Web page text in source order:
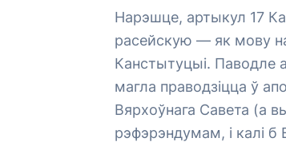
Нарэшце, артыкул 17
расейскую — як мову
Канстытуцыі. Паводле
магла праводзіцца ў
Вярхоўнага Савета (а
рэфэрэндумам, і калі